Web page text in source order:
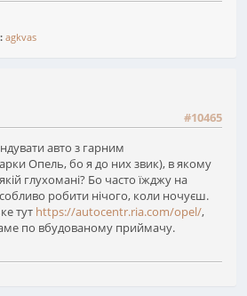
agkvas
#10465
авто з гарним
Опель, бо я до них звик), в якому
глухомані? Бо часто їжджу на
робити нічого, коли ночуєш.
тут https://autocentr.ria.com/opel/,
по вбудованому приймачу.